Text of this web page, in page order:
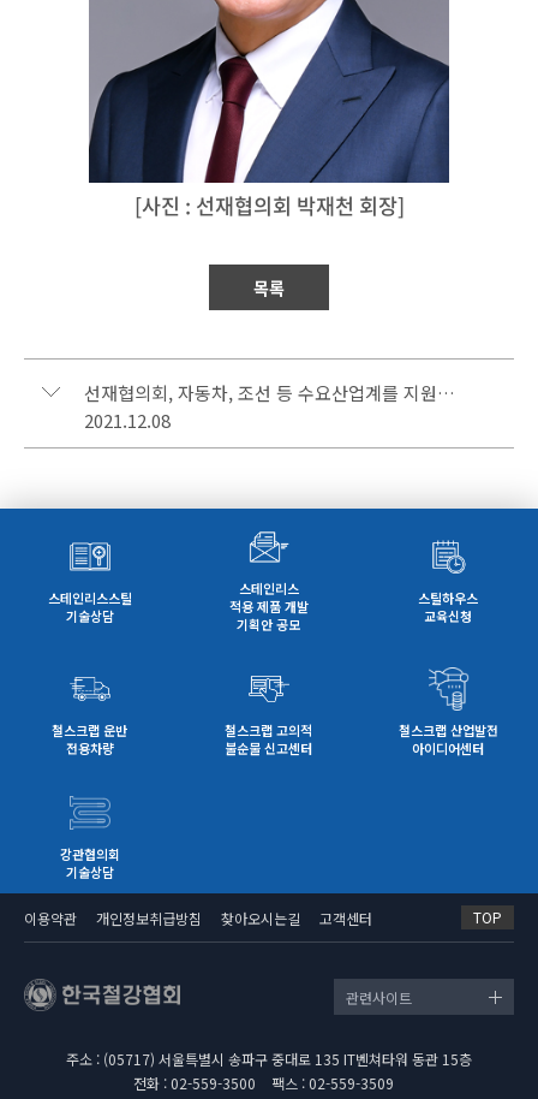
[사진 : 선재협의회 박재천 회장]
목록
선재협의회, 자동차, 조선 등 수요산업계를 지원하기 위한 용접 관련 기술 교류회 개최
2021.12.08
스테인리스스틸
기술상담
스테인리스
적용 제품 개발
기획안 공모
스틸하우스
교육신청
철스크랩 운반
전용차량
철스크랩 고의적
불순물 신고센터
철스크랩 산업발전
아이디어센터
강관협의회
기술상담
이용약관 개인정보취급방침 찾아오시는길 고객센터
주소 : (05717) 서울특별시 송파구 중대로 135 IT벤쳐타워 동관 15층
전화 : 02-559-3500
팩스 : 02-559-3509
관련사이트
TOP